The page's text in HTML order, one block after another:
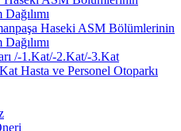
Haseki ASM Bölümlerinin
/-1.Kat/-2.Kat/-3.Kat
Hasta ve Personel Otoparkı